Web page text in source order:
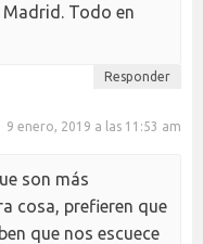
Todo en
Responder
9 enero, 2019 a las 11:53 am
son más
cosa, prefieren que
que nos escuece